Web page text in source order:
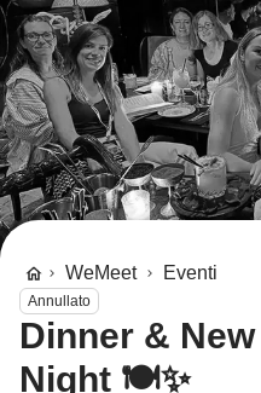
WeMeet Eventi
Annullato
Dinner &
Night 🍽️✨